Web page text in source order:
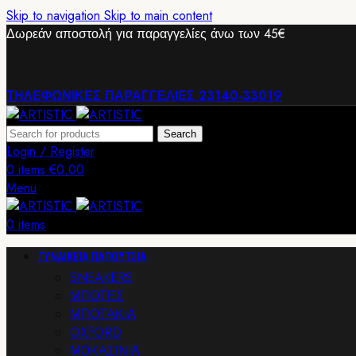
Skip to navigation Skip to main content
Δωρεάν αποστολή για παραγγελίες άνω των 45€
ΤΗΛΕΦΩΝΙΚΕΣ ΠΑΡΑΓΓΕΛΙΕΣ 23140-33019
Search
Login / Register
0 items €0.00
Menu
0 items
ΓΥΝΑΙΚΕΙΑ ΠΑΠΟΥΤΣΙΑ
SNEAKERS
ΜΠΟΤΕΣ
ΜΠΟΤΑΚΙΑ
OXFORD
ΜΟΚΑΣΙΝΙΑ